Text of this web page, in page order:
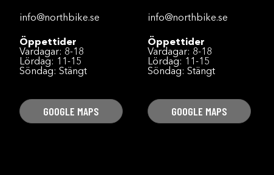
info@northbike.se
Öppettider
Vardagar: 8-18
Lördag: 11-15
Söndag: Stängt
GOOGLE MAPS
info@northbike.se
Öppettider
Vardagar: 8-18
Lördag: 11-15
Söndag: Stängt
GOOGLE MAPS